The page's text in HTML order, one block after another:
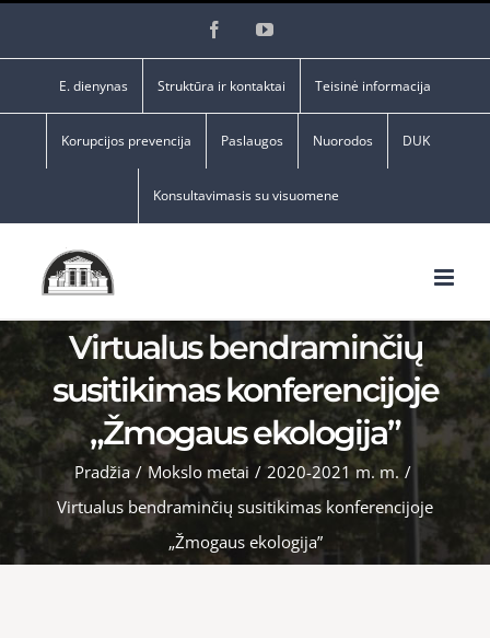
FacebookYouTube
E. dienynas Struktūra ir kontaktai Teisinė informacija
Korupcijos prevencija Paslaugos Nuorodos DUK
Konsultavimasis su visuomene
Virtualus bendraminčių
susitikimas konferencijoje
„Žmogaus ekologija”
Pradžia / Mokslo metai / 2020-2021 m. m. /
Virtualus bendraminčių susitikimas konferencijoje
„Žmogaus ekologija”